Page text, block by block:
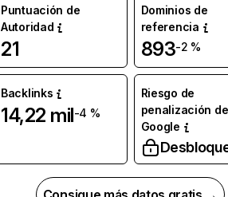
Puntuación de
Autoridad
21
Dominios de
referencia
893-2 %
Backlinks
14,22 mil-4 %
Riesgo de
penalización de
Google